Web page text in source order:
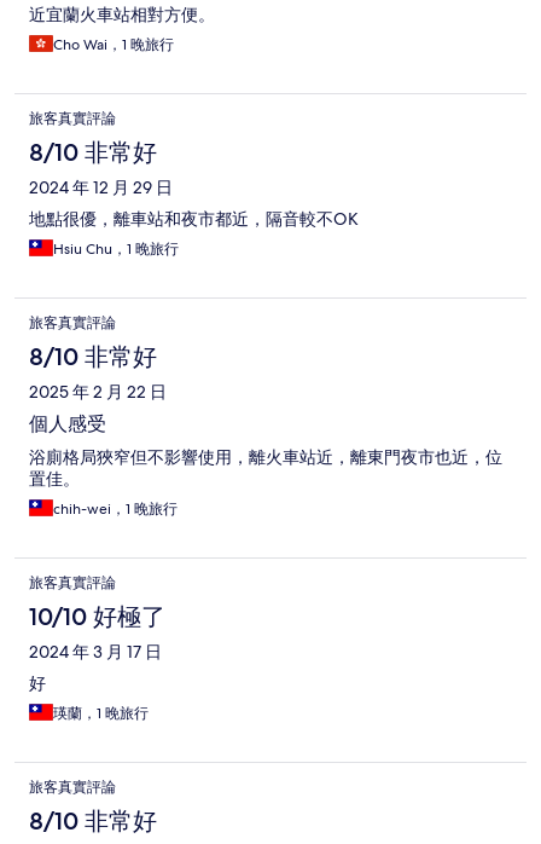
近宜蘭火車站相對方便。
Cho Wai，1 晚旅行
旅客真實評論
8/10 非常好
2024 年 12 月 29 日
地點很優，離車站和夜市都近，隔音較不OK
Hsiu Chu，1 晚旅行
旅客真實評論
8/10 非常好
2025 年 2 月 22 日
個人感受
浴廁格局狹窄但不影響使用，離火車站近，離東門夜市也近，位
置佳。
chih-wei，1 晚旅行
旅客真實評論
10/10 好極了
2024 年 3 月 17 日
好
瑛蘭，1 晚旅行
旅客真實評論
8/10 非常好